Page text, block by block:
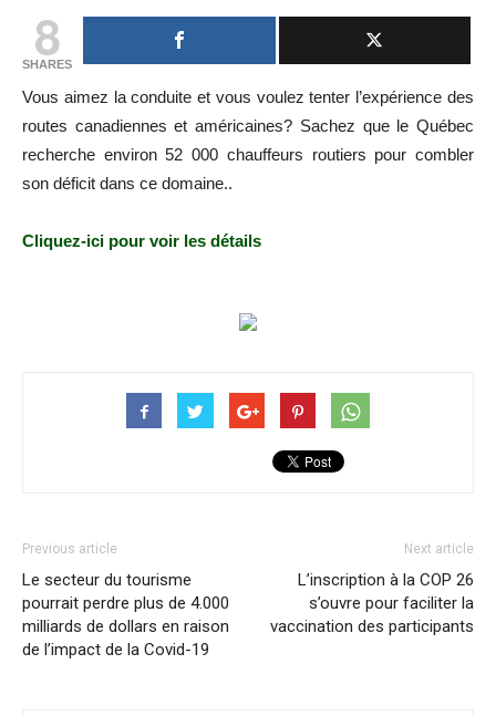
8
SHARES
Vous aimez la conduite et vous voulez tenter l’expérience des
routes canadiennes et américaines? Sachez que le Québec
recherche environ 52 000 chauffeurs routiers pour combler
son déficit dans ce domaine..
Cliquez-ici pour voir les détails
Previous article
Le secteur du tourisme
pourrait perdre plus de 4.000
milliards de dollars en raison
de l’impact de la Covid-19
Next article
L’inscription à la COP 26
s’ouvre pour faciliter la
vaccination des participants